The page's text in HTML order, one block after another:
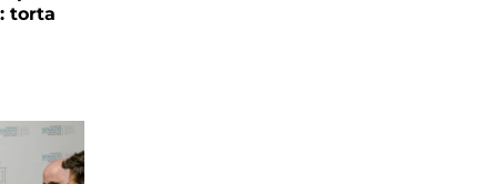
torta